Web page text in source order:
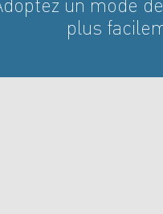
plus